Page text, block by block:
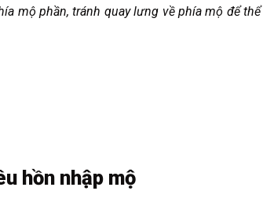
mộ phần, tránh quay lưng về phía mộ để thể
hồn nhập mộ